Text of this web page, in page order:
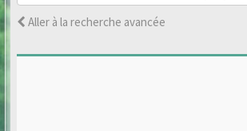
Aller à la recherche avancée